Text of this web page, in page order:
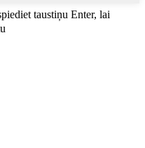
taustiņu Enter, lai